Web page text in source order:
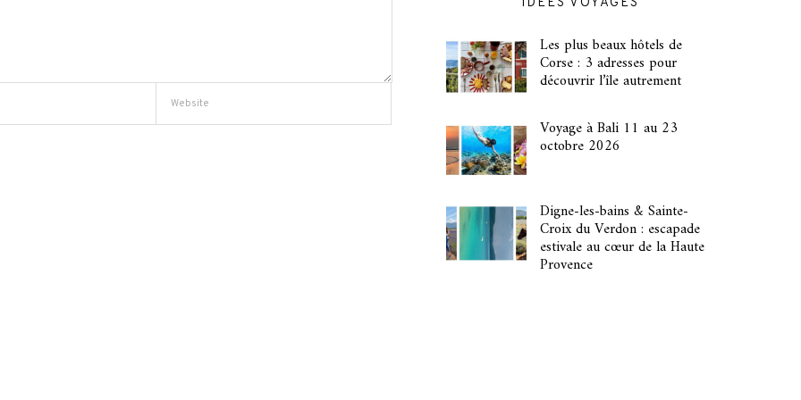
Les plus beaux hôtels de
Corse : 3 adresses pour
découvrir l’île autrement
Voyage à Bali 11 au 23
octobre 2026
Digne-les-bains & Sainte-
Croix du Verdon : escapade
estivale au cœur de la Haute
Provence